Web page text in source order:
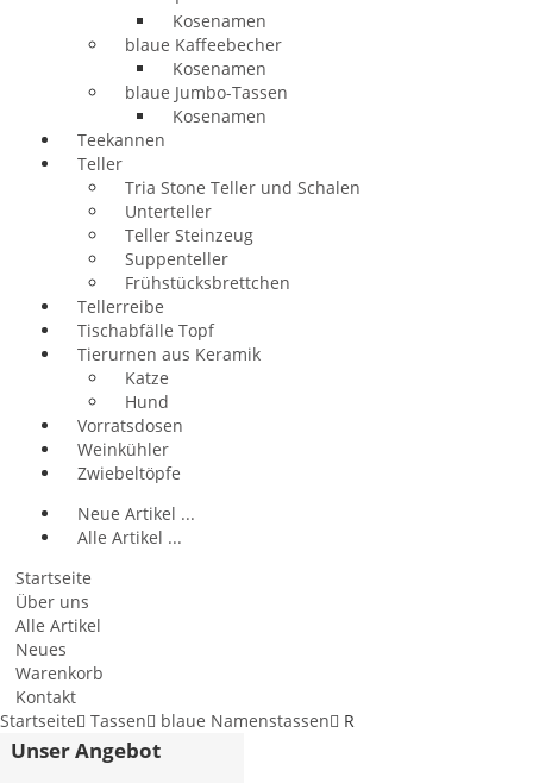
Kosenamen
blaue Kaffeebecher
Kosenamen
blaue Jumbo-Tassen
Kosenamen
Teekannen
Teller
Tria Stone Teller und Schalen
Unterteller
Teller Steinzeug
Suppenteller
Frühstücksbrettchen
Tellerreibe
Tischabfälle Topf
Tierurnen aus Keramik
Katze
Hund
Vorratsdosen
Weinkühler
Zwiebeltöpfe
Neue Artikel ...
Alle Artikel ...
Startseite
Über uns
Alle Artikel
Neues
Warenkorb
Kontakt
Startseite
Tassen blaue Namenstassen R
Unser Angebot